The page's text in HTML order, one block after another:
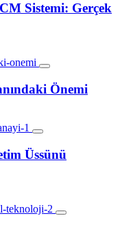
Sistemi: Gerçek
Önemi
Üssünü